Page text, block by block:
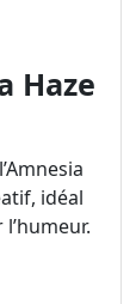
Haze
idéal